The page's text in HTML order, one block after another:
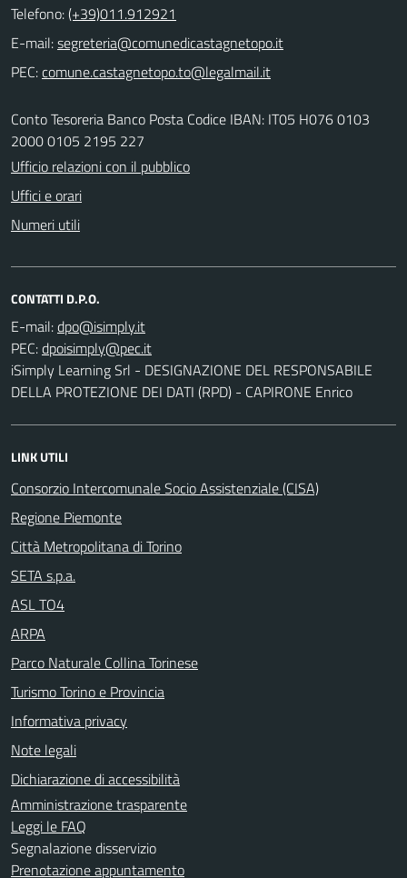
Telefono:(+39)011.912921
E-mail:
PEC:
Conto Tesoreria Banco Posta Codice IBAN: IT05 H076 0103
2000 0105 2195 227
Ufficio relazioni con il pubblico
Uffici e orari
Numeri utili
CONTATTI D.P.O.
E-mail:
PEC:
iSimply Learning Srl - DESIGNAZIONE DEL RESPONSABILE
DELLA PROTEZIONE DEI DATI (RPD) - CAPIRONE Enrico
LINK UTILI
Consorzio Intercomunale Socio Assistenziale (CISA)
Regione Piemonte
Città Metropolitana di Torino
SETA s.p.a.
ASL TO4
ARPA
Parco Naturale Collina Torinese
Turismo Torino e Provincia
Informativa privacy
Note legali
Dichiarazione di accessibilità
Amministrazione trasparente
Leggi le FAQ
Segnalazione disservizio
Prenotazione appuntamento